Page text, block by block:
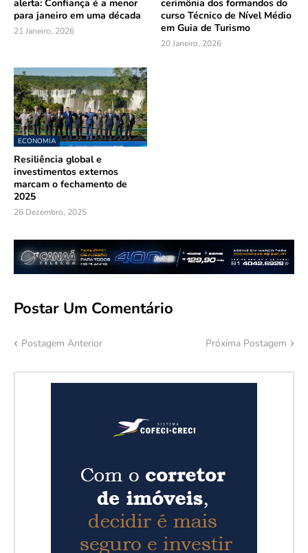
alerta: Confiança é a menor
para janeiro em uma década
21 Janeiro, 2026
cerimônia dos formandos do
curso Técnico de Nível Médio
em Guia de Turismo
20 Janeiro, 2026
ECONOMIA
Resiliência global e
investimentos externos
marcam o fechamento de
2025
26 Dezembro, 2025
Postar Um Comentário
Postagem Anterior Próxima Postagem